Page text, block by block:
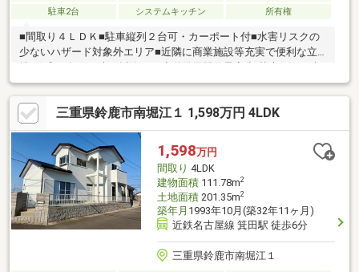
駐車2台
システムキッチン 所有権
■間取り４ＬＤＫ■駐車縦列２台可・カーポート付■水害リスクの
少ないハザード対象外エリア■近隣に商業施設等充実で便利な立
道受益者負担金は買主の負担となります
三重県鈴鹿市南堀江１ 1,598万円 4LDK
1,598万円
間取り 4LDK
建物面積111.78m2
土地面積201.35m2
築年月 1993年10月(築32年11ヶ月)
近鉄名古屋線 箕田駅 徒歩6分
三重県鈴鹿市南堀江１